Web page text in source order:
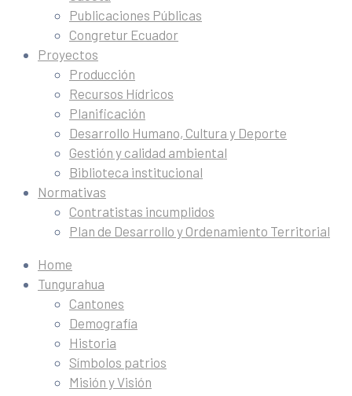
Publicaciones Públicas
Congretur Ecuador
Proyectos
Producción
Recursos Hídricos
Planificación
Desarrollo Humano, Cultura y Deporte
Gestión y calidad ambiental
Biblioteca institucional
Normativas
Contratistas incumplidos
Plan de Desarrollo y Ordenamiento Territorial
Home
Tungurahua
Cantones
Demografía
Historia
Símbolos patrios
Misión y Visión